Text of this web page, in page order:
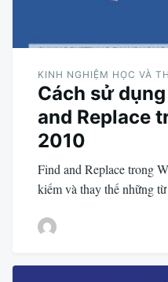
KINH NGHIỆM HỌC VÀ
Cách sử
and Replace
2010
Find and Replace trong
kiếm và thay thế những